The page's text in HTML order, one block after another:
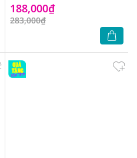
188,000₫
283,000₫